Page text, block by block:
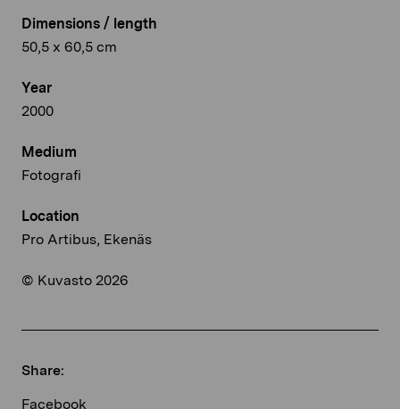
Dimensions / length
50,5 x 60,5 cm
Year
2000
Medium
Fotografi
Location
Pro Artibus, Ekenäs
© Kuvasto 2026
Share:
Facebook